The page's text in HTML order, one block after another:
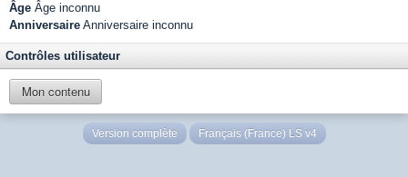
Âge Âge inconnu
Anniversaire Anniversaire inconnu
Contrôles utilisateur
Mon contenu
Version complète Français (France) LS v4